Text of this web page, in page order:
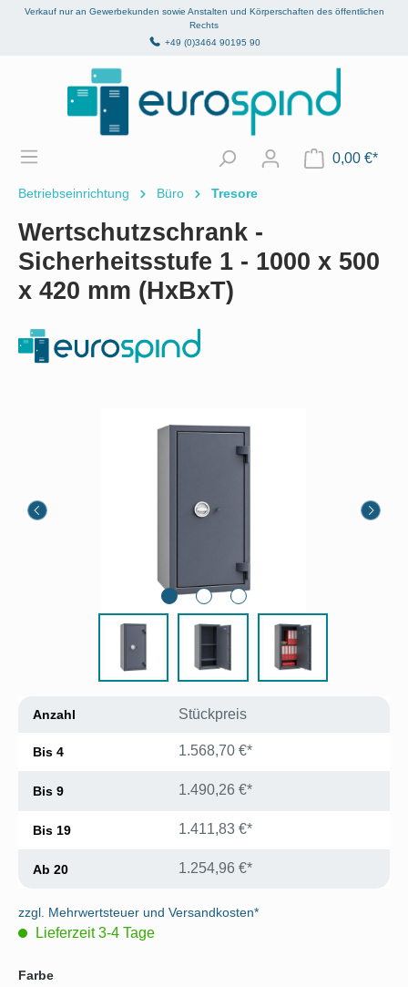
springen
Verkauf nur an Gewerbekunden sowie Anstalten und Körperschaften des öffentlichen
Rechts
+49 (0)3464 90195 90
0,00 €*
Betriebseinrichtung Büro Tresore
Wertschutzschrank -
Sicherheitsstufe 1 - 1000 x 500
x 420 mm (HxBxT)
Anzahl Stückpreis
Bis 4 1.568,70 €*
Bis 9 1.490,26 €*
Bis 19 1.411,83 €*
Ab 20 1.254,96 €*
zzgl. Mehrwertsteuer und Versandkosten*
Lieferzeit 3-4 Tage
Farbeauswählen